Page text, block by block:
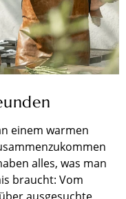
einem warmen
alles, was man
braucht: Vom